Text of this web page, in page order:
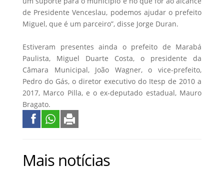
de Presidente Venceslau, podemos ajudar o prefeito
Miguel, que é um parceiro”, disse Jorge Duran.
Estiveram presentes ainda o prefeito de Marabá
Paulista, Miguel Duarte Costa, o presidente da
Câmara Municipal, João Wagner, o vice-prefeito,
Pedro do Gás, o diretor executivo do Itesp de 2010 a
2017, Marco Pilla, e o ex-deputado estadual, Mauro
Bragato.
Mais notícias